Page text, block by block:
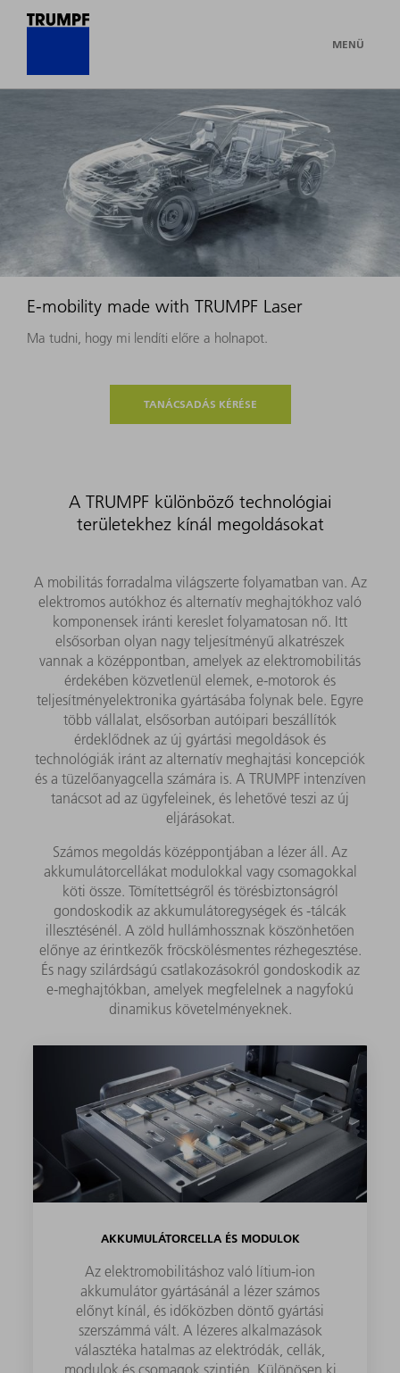
MENÜ
E-mobility made with TRUMPF Laser
Ma tudni, hogy mi lendíti előre a holnapot.
TANÁCSADÁS KÉRÉSE
A TRUMPF különböző technológiai
területekhez kínál megoldásokat
A mobilitás forradalma világszerte folyamatban van. Az
elektromos autókhoz és alternatív meghajtókhoz való
komponensek iránti kereslet folyamatosan nő. Itt
elsősorban olyan nagy teljesítményű alkatrészek
vannak a középpontban, amelyek az elektromobilitás
érdekében közvetlenül elemek, e-motorok és
teljesítményelektronika gyártásába folynak bele. Egyre
több vállalat, elsősorban autóipari beszállítók
érdeklődnek az új gyártási megoldások és
technológiák iránt az alternatív meghajtási koncepciók
és a tüzelőanyagcella számára is. A TRUMPF intenzíven
tanácsot ad az ügyfeleinek, és lehetővé teszi az új
eljárásokat.
Számos megoldás középpontjában a lézer áll. Az
akkumulátorcellákat modulokkal vagy csomagokkal
köti össze. Tömítettségről és törésbiztonságról
gondoskodik az akkumulátoregységek és -tálcák
illesztésénél. A zöld hullámhossznak köszönhetően
előnye az érintkezők fröcskölésmentes rézhegesztése.
És nagy szilárdságú csatlakozásokról gondoskodik az
e-meghajtókban, amelyek megfelelnek a nagyfokú
dinamikus követelményeknek.
AKKUMULÁTORCELLA ÉS MODULOK
Az elektromobilitáshoz való lítium-ion
akkumulátor gyártásánál a lézer számos
előnyt kínál, és időközben döntő gyártási
szerszámmá vált. A lézeres alkalmazások
választéka hatalmas az elektródák, cellák,
modulok és csomagok szintjén. Különösen ki